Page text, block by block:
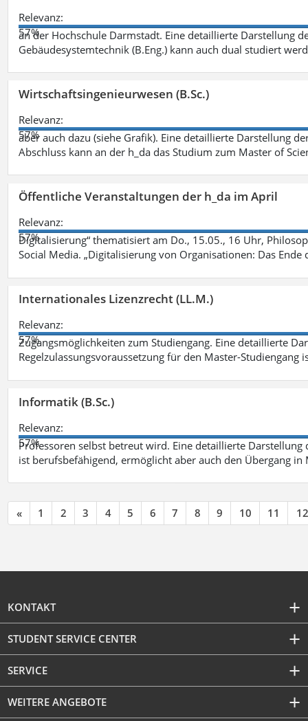
Relevanz:
57%
an der Hochschule Darmstadt. Eine detaillierte Darstellung
Gebäudesystemtechnik (B.Eng.) kann auch dual studiert
Wirtschaftsingenieurwesen (B.Sc.)
Relevanz:
57%
aber auch dazu (siehe Grafik). Eine detaillierte Darstellung
Abschluss kann an der h_da das Studium zum Master of
Öffentliche Veranstaltungen der h_da im April
Relevanz:
57%
Digitalisierung“ thematisiert am Do., 15.05., 16 Uhr,
Social Media. „Digitalisierung von Organisationen: Das Ende
Internationales Lizenzrecht (LL.M.)
Relevanz:
57%
Zugangsmöglichkeiten zum Studiengang. Eine detaillierte
Regelzulassungsvoraussetzung für den Master-
Informatik (B.Sc.)
Relevanz:
57%
Professoren selbst betreut wird. Eine detaillierte
ist berufsbefähigend, ermöglicht aber auch den Übergang in
« 1 2 3 4 5 6 7 8 9 10 11 12
KONTAKT
STUDENT SERVICE CENTER
SERVICE
WEITERE ANGEBOTE